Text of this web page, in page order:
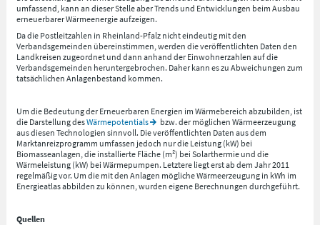
umfassend, kann an dieser Stelle aber Trends und Entwicklungen beim Ausbau
erneuerbarer Wärmeenergie aufzeigen.
Da die Postleitzahlen in Rheinland-Pfalz nicht eindeutig mit den
Verbandsgemeinden übereinstimmen, werden die veröffentlichten Daten den
Landkreisen zugeordnet und dann anhand der Einwohnerzahlen auf die
Verbandsgemeinden heruntergebrochen. Daher kann es zu Abweichungen zum
tatsächlichen Anlagenbestand kommen.
Um die Bedeutung der Erneuerbaren Energien im Wärmebereich abzubilden, ist
die Darstellung desWärmepotentials
bzw. der möglichen Wärmeerzeugung
aus diesen Technologien sinnvoll. Die veröffentlichten Daten aus dem
Marktanreizprogramm umfassen jedoch nur die Leistung (kW) bei
Biomasseanlagen, die installierte Fläche (m²) bei Solarthermie und die
Wärmeleistung (kW) bei Wärmepumpen. Letztere liegt erst ab dem Jahr 2011
regelmäßig vor. Um die mit den Anlagen mögliche Wärmeerzeugung in kWh im
Energieatlas abbilden zu können, wurden eigene Berechnungen durchgeführt.
Quellen